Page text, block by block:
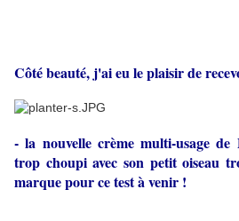
Côté beauté, j'ai eu le plaisir de
- la nouvelle crème multi-usage
trop choupi avec son petit oiseau
marque pour ce test à venir !